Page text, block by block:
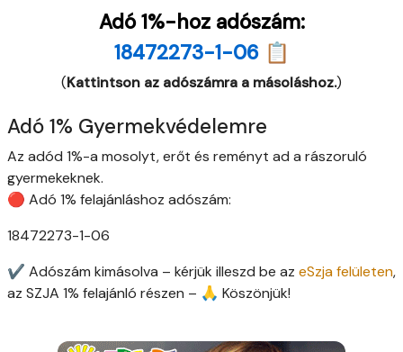
Adó 1%-hoz adószám:
18472273-1-06 📋
(Kattintson az adószámra a másoláshoz.)
Adó 1% Gyermekvédelemre
Az adód 1%-a mosolyt, erőt és reményt ad a rászoruló
gyermekeknek.
🔴 Adó 1% felajánláshoz adószám:
18472273-1-06
✔ Adószám kimásolva – kérjük illeszd be az eSzja felületen,
az SZJA 1% felajánló részen – 🙏 Köszönjük!